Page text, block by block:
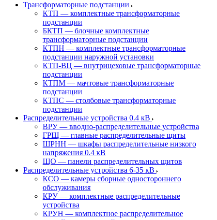
Трансформаторные подстанции
КТП — комплектные трансформаторные
подстанции
БКТП — блочные комплектные
трансформаторные подстанции
КТПН — комплектные трансформаторные
подстанции наружной установки
КТП-ВЦ — внутрицеховые трансформаторные
подстанции
КТПМ — мачтовые трансформаторные
подстанции
КТПС — столбовые трансформаторные
подстанции
Распределительные устройства 0.4 кВ
ВРУ — вводно-распределительные устройства
ГРЩ — главные распределительные щиты
ШРНН — шкафы распределительные низкого
напряжения 0.4 кВ
ЩО — панели распределительных щитов
Распределительные устройства 6-35 кВ
КСО — камеры сборные одностороннего
обслуживания
КРУ — комплектные распределительные
устройства
КРУН — комплектное распределительное